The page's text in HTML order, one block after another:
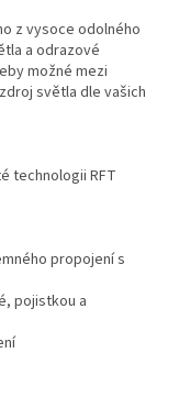
z vysoce odolného
a odrazové
možné mezi
světla dle vašich
technologii RFT
propojení s
pojistkou a